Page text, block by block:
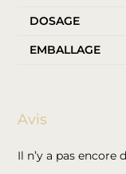
DOSAGE
EMBALLAGE
Avis
Il n’y a pas encore